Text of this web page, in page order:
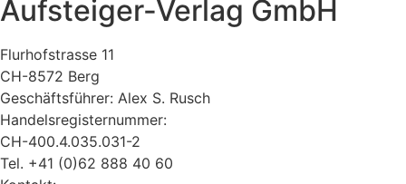
Aufsteiger-Verlag GmbH
Flurhofstrasse 11
CH-8572 Berg
Geschäftsführer: Alex S. Rusch
Handelsregisternummer:
CH-400.4.035.031-2
Tel. +41 (0)62 888 40 60